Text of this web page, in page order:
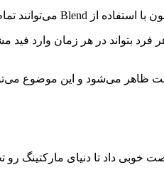
بتواند در هر زمان وارد
داد تا دنیای مارکتینگ رو